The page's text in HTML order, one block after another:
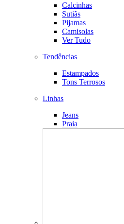
Calcinhas
Sutiãs
Pijamas
Camisolas
Ver Tudo
Tendências
Estampados
Tons Terrosos
Linhas
Jeans
Praia